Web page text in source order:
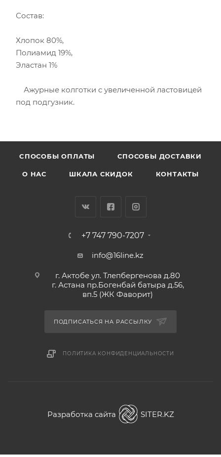
Состав:
Хлопок 80%,
Полиамид 19%,
Эластан 1%
Ажурные колготки с увеличенной ластовицей
под подгузник.
CПОСОБЫ ОПЛАТЫ СПОСОБЫ ДОСТАВКИ
О НАС ШКАЛА СКИДОК КОНТАКТЫ
+7 747 790-7207
info@16line.kz
г. Актобе ул. Тлепбергенова д.80
г. Астана пр.Богенбай батыра д.56,
вп.5 (ЖК Фаворит)
ПОДПИСАТЬСЯ НА РАССЫЛКУ
ПОЛИТИКА КОНФИДЕНЦИАЛЬНОСТИ
Разработка сайта SITER.KZ